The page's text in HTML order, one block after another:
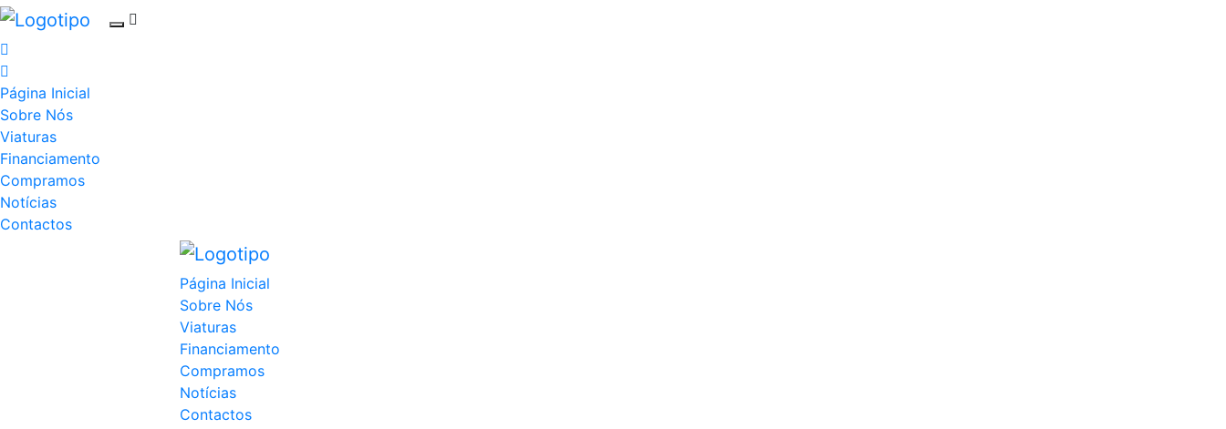
Página Inicial
Sobre Nós
Viaturas
Financiamento
Compramos
Notícias
Contactos
Página Inicial
Sobre Nós
Viaturas
Financiamento
Compramos
Notícias
Contactos